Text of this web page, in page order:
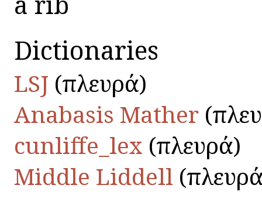
Dictionaries
LSJ (πλευρά)
Anabasis Mather
cunliffe_lex (πλευρά)
Middle Liddell